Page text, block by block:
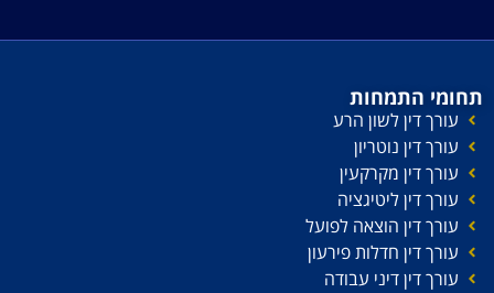
תחומי התמחות
עורך דין לשון הרע
עורך דין נוטריון
עורך דין מקרקעין
עורך דין ליטיגציה
עורך דין הוצאה לפועל
עורך דין חדלות פירעון
עורך דין דיני עבודה